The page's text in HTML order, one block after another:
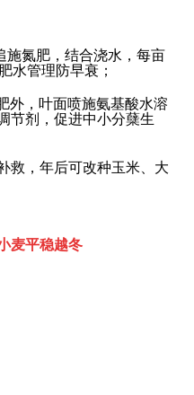
施氮肥，结合浇水，每亩
水管理防早衰；
外，叶面喷施氨基酸水溶
节剂，促进中小分蘖生
救，年后可改种玉米、大
麦平稳越冬